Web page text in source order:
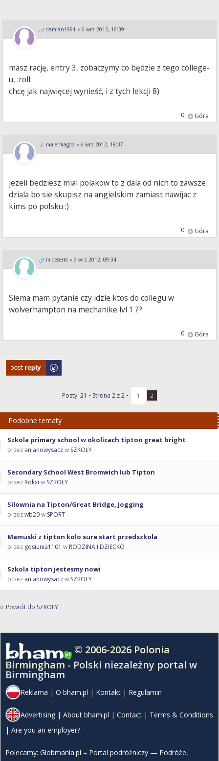
damian1991 » 6 wrz 2012, 16:39
masz rację, entry 3, zobaczymy co będzie z tego college-
u, :roll:
chcę jak najwięcej wynieść, i z tych lekcji 8)
Góra
0
malenkagdz » 6 wrz 2012, 18:37
jezeli bedziesz mial polakow to z dala od nich to zawsze
dziala bo sie skupisz na angielskim zamiast nawijac z
kims po polsku :)
Góra
0
mldeserte » 9 wrz 2012, 09:34
Siema mam pytanie czy idzie ktos do collegu w
wolverhampton na mechanike lvl 1 ??
Góra
0
Odpowiedz
Posty: 21 • Strona 2z2• 1 2
Podobne tematy
Szkola primary school w okolicach tipton great bright
przez anianowysaczw SZKOŁY
Secondary School West Bromwich lub Tipton
przez Rokxi w SZKOŁY
Silownia na Tipton/Great Bridge, Jogging
przezwb20w SPORT
Mamuski z tipton kolo sure start przedszkola
przez gosiunia1101 w RODZINA I DZIECKO
Szkola tipton jestesmy nowi
przez anianowysaczw SZKOŁY
Powrót do SZKOŁY
© 2006-2026 Polonia
Birmingham - Polski niezależny portal w
Birmingham
Reklama | O bham.pl | Kontakt | Regulamin
Advertising | About bham.pl | Contact | Terms & Conditions
| Are you an employer?
Polecamy: Globmania.pl – Portal podróżniczy — Podróże,